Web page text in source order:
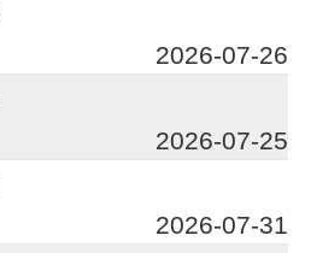
2026-07-26
2026-07-25
2026-07-31